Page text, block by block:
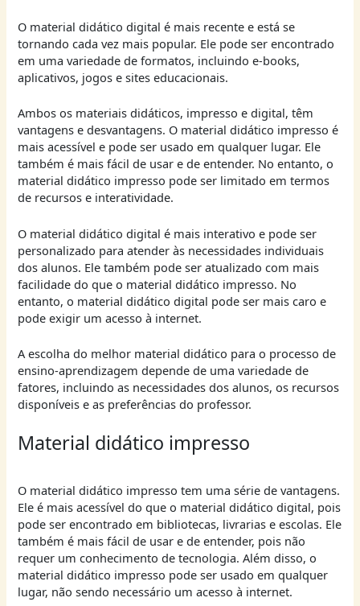
O material didático digital é mais recente e está se
tornando cada vez mais popular. Ele pode ser encontrado
em uma variedade de formatos, incluindo e-books,
aplicativos, jogos e sites educacionais.
Ambos os materiais didáticos, impresso e digital, têm
vantagens e desvantagens. O material didático impresso é
mais acessível e pode ser usado em qualquer lugar. Ele
também é mais fácil de usar e de entender. No entanto, o
material didático impresso pode ser limitado em termos
de recursos e interatividade.
O material didático digital é mais interativo e pode ser
personalizado para atender às necessidades individuais
dos alunos. Ele também pode ser atualizado com mais
facilidade do que o material didático impresso. No
entanto, o material didático digital pode ser mais caro e
pode exigir um acesso à internet.
A escolha do melhor material didático para o processo de
ensino-aprendizagem depende de uma variedade de
fatores, incluindo as necessidades dos alunos, os recursos
disponíveis e as preferências do professor.
Material didático impresso
O material didático impresso tem uma série de vantagens.
Ele é mais acessível do que o material didático digital, pois
pode ser encontrado em bibliotecas, livrarias e escolas. Ele
também é mais fácil de usar e de entender, pois não
requer um conhecimento de tecnologia. Além disso, o
material didático impresso pode ser usado em qualquer
lugar, não sendo necessário um acesso à internet.